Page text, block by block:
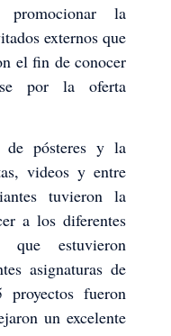
promocionar la
externos que
el fin de conocer
por la oferta
pósteres y la
videos y entre
tuvieron la
a los diferentes
que estuvieron
asignaturas de
fueron
un excelente